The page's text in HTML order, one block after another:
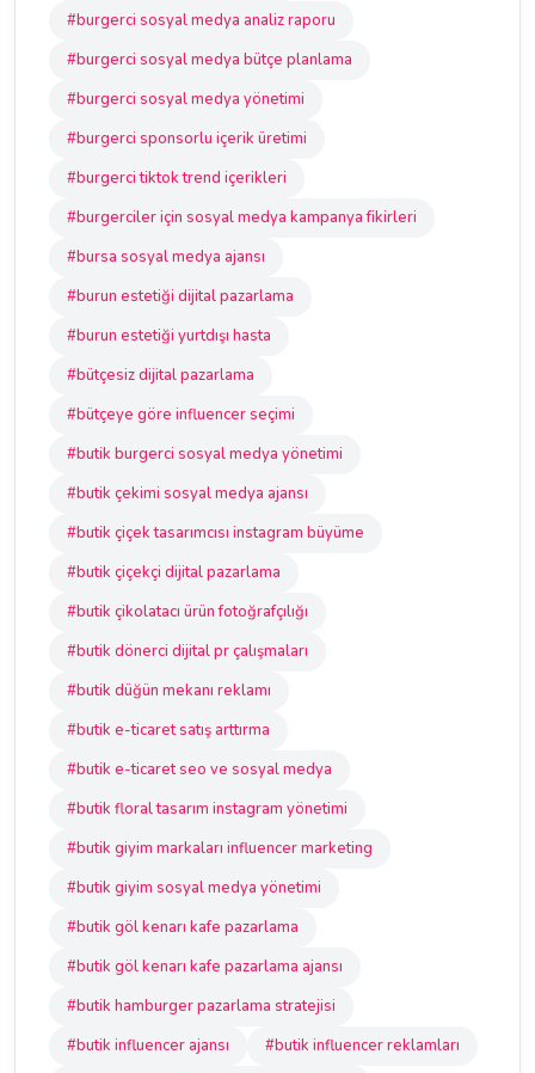
#burgerci sosyal medya analiz raporu
#burgerci sosyal medya bütçe planlama
#burgerci sosyal medya yönetimi
#burgerci sponsorlu içerik üretimi
#burgerci tiktok trend içerikleri
#burgerciler için sosyal medya kampanya fikirleri
#bursa sosyal medya ajansı
#burun estetiği dijital pazarlama
#burun estetiği yurtdışı hasta
#bütçesiz dijital pazarlama
#bütçeye göre influencer seçimi
#butik burgerci sosyal medya yönetimi
#butik çekimi sosyal medya ajansı
#butik çiçek tasarımcısı instagram büyüme
#butik çiçekçi dijital pazarlama
#butik çikolatacı ürün fotoğrafçılığı
#butik dönerci dijital pr çalışmaları
#butik düğün mekanı reklamı
#butik e-ticaret satış arttırma
#butik e-ticaret seo ve sosyal medya
#butik floral tasarım instagram yönetimi
#butik giyim markaları influencer marketing
#butik giyim sosyal medya yönetimi
#butik göl kenarı kafe pazarlama
#butik göl kenarı kafe pazarlama ajansı
#butik hamburger pazarlama stratejisi
#butik influencer ajansı
#butik influencer reklamları